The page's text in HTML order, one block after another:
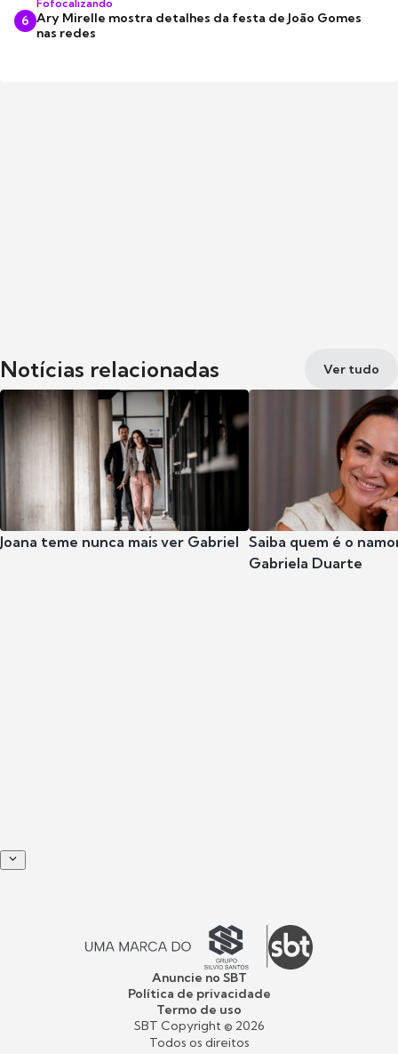
6
Fofocalizando
Ary Mirelle mostra detalhes da festa de João Gomes
nas redes
Notícias relacionadas Ver tudo
Joana teme nunca mais ver Gabriel Saiba quem é o
Gabriela Duarte
Anuncie no SBT
Política de privacidade
Termo de uso
SBT Copyright © 2026
Todos os direitos